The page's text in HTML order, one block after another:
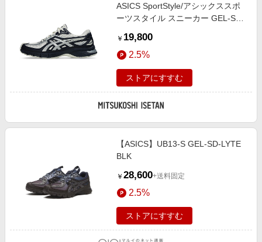
ASICS SportStyle/アシックススポ
ーツスタイル スニーカー GEL-SD-
MIDNIGHT/CREAM 靴【三越伊勢
丹/公式】
￥ 19,800
2.5%
ストアにすすむ
【ASICS】UB13-S GEL-SD-LYTE
BLK
￥ 28,600+送料固定
2.5%
ストアにすすむ